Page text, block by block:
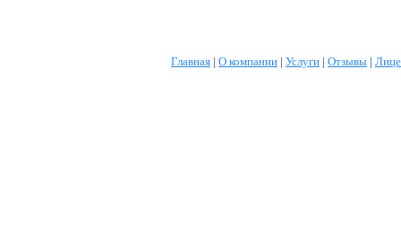
Главная | О компании | Услуги | Отзывы |